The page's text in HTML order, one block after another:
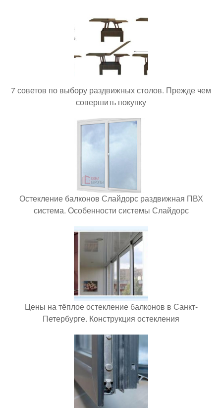
7 советов по выбору раздвижных столов. Прежде чем
совершить покупку
Остекление балконов Слайдорс раздвижная ПВХ
система. Особенности системы Слайдорс
Цены на тёплое остекление балконов в Санкт-
Петербурге. Конструкция остекления